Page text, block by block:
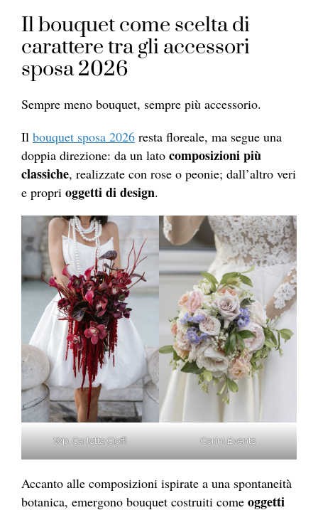
Il bouquet come scelta di
carattere tra gli accessori
sposa 2026
Sempre meno bouquet, sempre più accessorio.
Il bouquet sposa 2026 resta floreale, ma segue una
doppia direzione: da un lato composizioni più
classiche, realizzate con rose o peonie; dall’altro veri
e propri oggetti di design.
Wp. Carlotta Cioffi Corini.Events
Accanto alle composizioni ispirate a una spontaneità
botanica, emergono bouquet costruiti come oggetti